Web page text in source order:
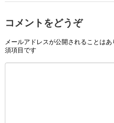
コメントをどうぞ
メールアドレスが公開されることはあ
須項目です